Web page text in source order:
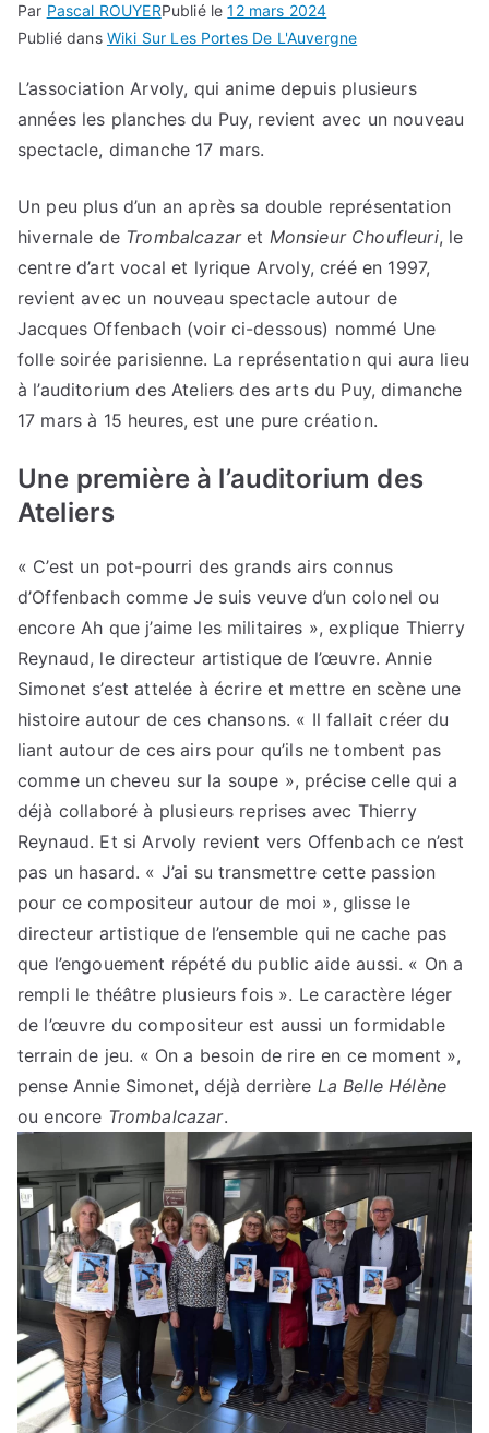
Par Pascal ROUYERPublié le12 mars 2024
Publié dans Wiki Sur Les Portes De L'Auvergne
L’association Arvoly, qui anime depuis plusieurs
années les planches du Puy, revient avec un nouveau
spectacle, dimanche 17 mars.
Un peu plus d’un an après sa double représentation
hivernale de Trombalcazaret Monsieur Choufleuri, le
centre d’art vocal et lyrique Arvoly, créé en 1997,
revient avec un nouveau spectacle autour de
Jacques Offenbach (voir ci-dessous) nommé Une
folle soirée parisienne. La représentation qui aura lieu
à l’auditorium des Ateliers des arts du Puy, dimanche
17 mars à 15 heures, est une pure création.
Une première à l’auditorium des
Ateliers
« C’est un pot-pourri des grands airs connus
d’Offenbach comme Je suis veuve d’un colonel ou
encore Ah que j’aime les militaires », explique Thierry
Reynaud, le directeur artistique de l’œuvre. Annie
Simonet s’est attelée à écrire et mettre en scène une
histoire autour de ces chansons. « Il fallait créer du
liant autour de ces airs pour qu’ils ne tombent pas
comme un cheveu sur la soupe », précise celle qui a
déjà collaboré à plusieurs reprises avec Thierry
Reynaud. Et si Arvoly revient vers Offenbach ce n’est
pas un hasard. « J’ai su transmettre cette passion
pour ce compositeur autour de moi », glisse le
directeur artistique de l’ensemble qui ne cache pas
que l’engouement répété du public aide aussi. « On a
rempli le théâtre plusieurs fois ». Le caractère léger
de l’œuvre du compositeur est aussi un formidable
terrain de jeu. « On a besoin de rire en ce moment »,
pense Annie Simonet, déjà derrière La Belle Hélène
ou encore Trombalcazar.